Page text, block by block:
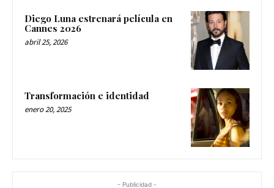
Diego Luna estrenará película en
Cannes 2026
abril 25, 2026
Transformación e identidad
enero 20, 2025
- Publicidad -